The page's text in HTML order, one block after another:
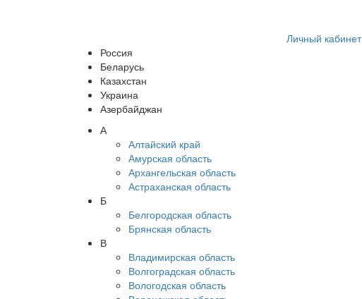
Личный кабинет
Россия
Беларусь
Казахстан
Украина
Азербайджан
А
Алтайский край
Амурская область
Архангельская область
Астраханская область
Б
Белгородская область
Брянская область
В
Владимирская область
Волгоградская область
Вологодская область